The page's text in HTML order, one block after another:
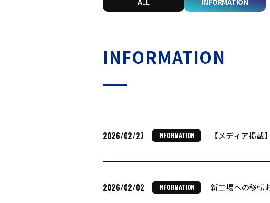
ALL INFORMATION
INFORMATION
2026/02/27 INFORMATION 【メディア掲
2026/02/02 INFORMATION 新工場への移転